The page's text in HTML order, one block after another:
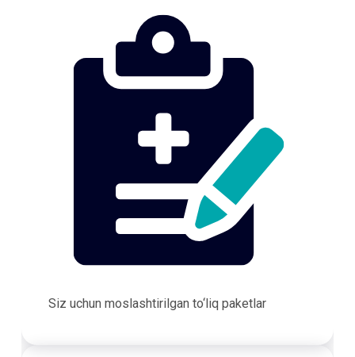
Siz uchun moslashtirilgan to‘liq paketlar